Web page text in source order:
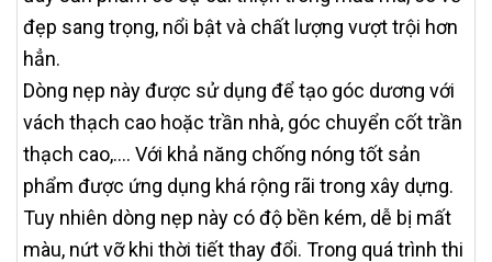
đẹp sang trọng, nổi bật và chất lượng vượt trội hơn
hẳn.
Dòng nẹp này được sử dụng để tạo góc dương với
vách thạch cao hoặc trần nhà, góc chuyển cốt trần
thạch cao,…. Với khả năng chống nóng tốt sản
phẩm được ứng dụng khá rộng rãi trong xây dựng.
Tuy nhiên dòng nẹp này có độ bền kém, dễ bị mất
màu, nứt vỡ khi thời tiết thay đổi. Trong quá trình thi